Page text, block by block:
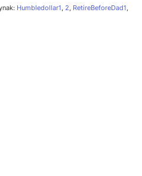
Humbledollar1, 2, RetireBeforeDad1,